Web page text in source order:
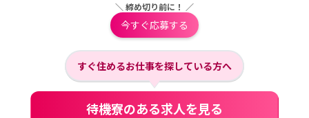
＼ 締め切り前に！ ／
今すぐ応募する
すぐ住めるお仕事を探している方へ
待機寮のある求人を見る